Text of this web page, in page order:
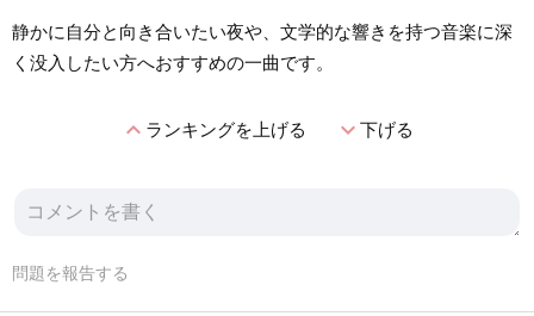
静かに自分と向き合いたい夜や、文学的な響きを持つ音楽に深
く没入したい方へおすすめの一曲です。
expand_lessランキングを上げる expand_more下げる
問題を報告する